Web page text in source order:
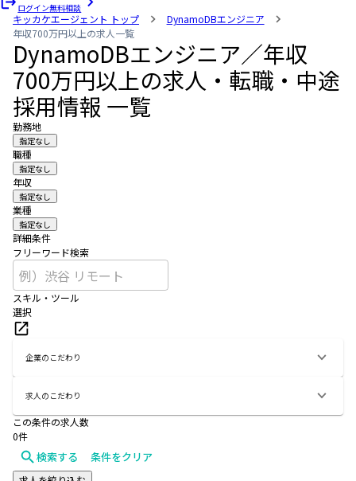
ログイン無料相談
キッカケエージェント トップ
DynamoDBエンジニア
年収700万円以上の求人一覧
DynamoDBエンジニア／年収
700万円以上の求人・転職・中途
採用情報 一覧
勤務地
指定なし
職種
指定なし
年収
指定なし
業種
指定なし
詳細条件
フリーワード検索
スキル・ツール
選択
企業のこだわり
求人のこだわり
この条件の求人数
0件
検索する 条件をクリア